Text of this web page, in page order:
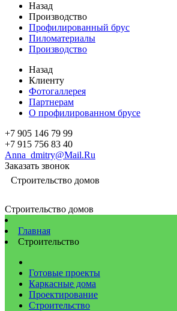
Назад
Производство
Профилированный брус
Пиломатериалы
Производство
Назад
Клиенту
Фотогаллерея
Партнерам
О профилированном брусе
+7 905 146 79 99
+7 915 756 83 40
Anna_dmitry@Mail.Ru
Заказать звонок
Строительство домов
Строительство домов
Главная
Строительство
Готовые проекты
Каркасные дома
Проектирование
Строительство